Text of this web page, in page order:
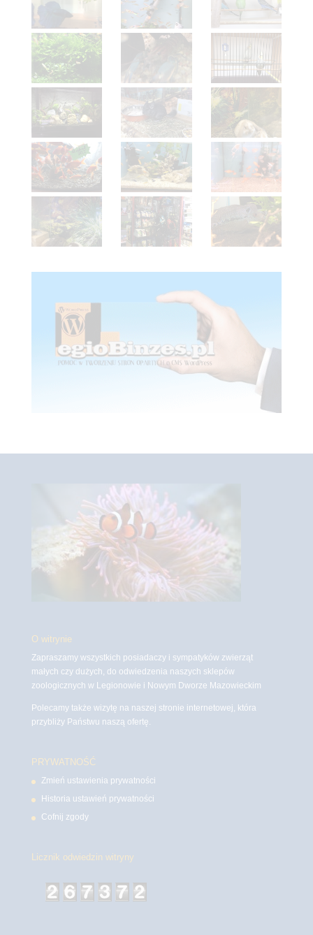
O witrynie
Zapraszamy wszystkich posiadaczy i sympatyków zwierząt
małych czy dużych, do odwiedzenia naszych sklepów
zoologicznych w Legionowie i Nowym Dworze Mazowieckim
Polecamy także wizytę na naszej stronie internetowej, która
przybliży Państwu naszą ofertę.
PRYWATNOŚĆ
Zmień ustawienia prywatności
Historia ustawień prywatności
Cofnij zgody
Licznik odwiedzin witryny